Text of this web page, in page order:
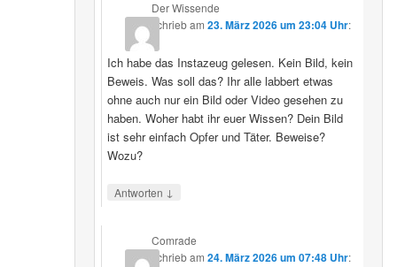
Der Wissende
schriebam23. März 2026 um 23:04 Uhr:
Ich habe das Instazeug gelesen. Kein Bild, kein
Beweis. Was soll das? Ihr alle labbert etwas
ohne auch nur ein Bild oder Video gesehen zu
haben. Woher habt ihr euer Wissen? Dein Bild
ist sehr einfach Opfer und Täter. Beweise?
Wozu?
Antworten ↓
Comrade
schriebam24. März 2026 um 07:48 Uhr: